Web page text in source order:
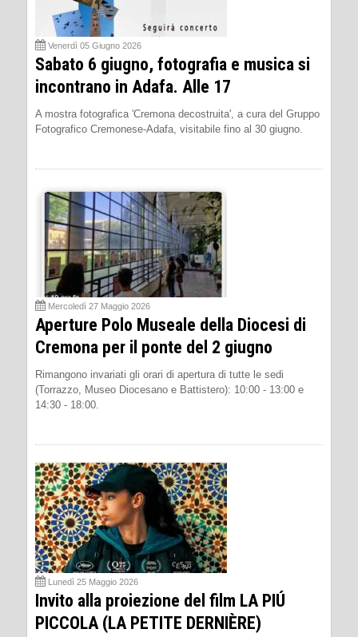
Venerdì 05 Giugno 2026
Sabato 6 giugno, fotografia e musica si
incontrano in Adafa. Alle 17
A mostra fotografica 'Cremona decostruita', a cura del Gruppo
Fotografico Cremonese-Adafa, visitabile fino al 30 giugno.
Mercoledì 27 Maggio 2026
Aperture Polo Museale della Diocesi di
Cremona per il ponte del 2 giugno
Rimangono invariati gli orari di apertura di tutte le sedi
(Torrazzo, Museo Diocesano e Battistero): 10:00 - 13:00 e
14:30 - 18:00.
Lunedì 25 Maggio 2026
Invito alla proiezione del film LA PIÚ
PICCOLA (LA PETITE DERNIÈRE)